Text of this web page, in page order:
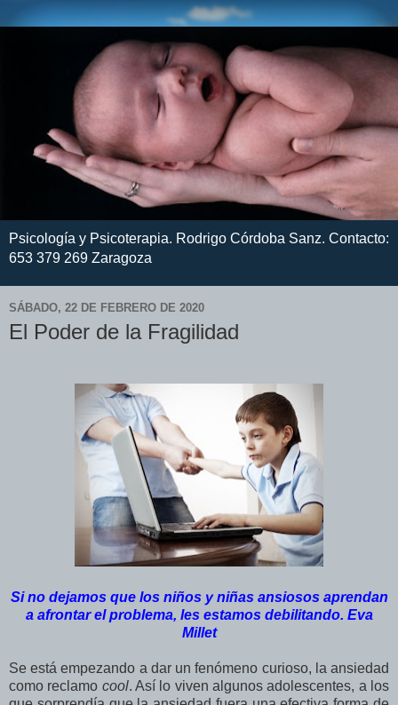
Psicología y Psicoterapia. Rodrigo Córdoba Sanz. Contacto:
653 379 269 Zaragoza
SÁBADO, 22 DE FEBRERO DE 2020
El Poder de la Fragilidad
Si no dejamos que los niños y niñas ansiosos aprendan
a afrontar el problema, les estamos debilitando. Eva
Millet
Se está empezando a dar un fenómeno curioso, la ansiedad
como reclamo cool. Así lo viven algunos adolescentes, a los